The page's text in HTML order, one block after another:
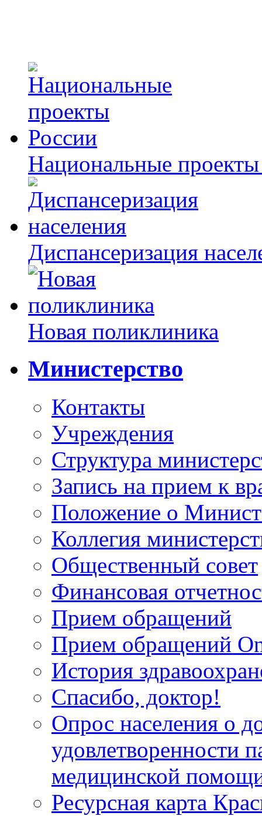
Национальные
Диспансеризация
Новая поликлиника
Министерство
Контакты
Учреждения
Структура
Запись на прием к
Положение о
Коллегия
Общественный совет
Финансовая
Прием обращений
Прием обращений
История
Спасибо, доктор!
Опрос населения о
удовлетворенности
медицинской
Ресурсная карта